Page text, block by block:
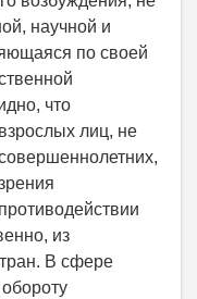
научной и
по своей
что
лиц, не
из
В сфере